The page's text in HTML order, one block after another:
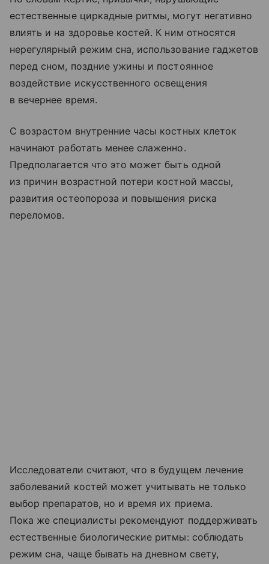
естественные циркадные ритмы, могут негативно
влиять и на здоровье костей. К ним относятся
нерегулярный режим сна, использование гаджетов
перед сном, поздние ужины и постоянное
воздействие искусственного освещения
в вечернее время.
С возрастом внутренние часы костных клеток
начинают работать менее слаженно.
Предполагается что это может быть одной
из причин возрастной потери костной массы,
развития остеопороза и повышения риска
переломов.
Исследователи считают, что в будущем лечение
заболеваний костей может учитывать не только
выбор препаратов, но и время их приема.
Пока же специалисты рекомендуют поддерживать
естественные биологические ритмы: соблюдать
режим сна, чаще бывать на дневном свету,